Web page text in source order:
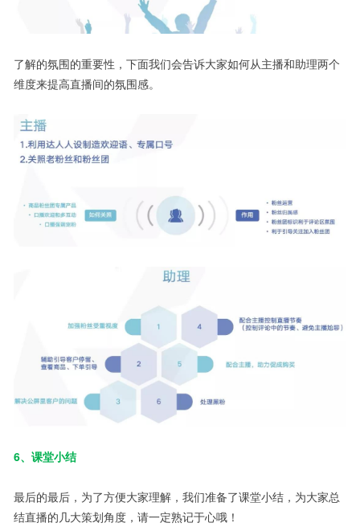
了解的氛围的重要性，下面我们会告诉大家如何从主播和助理两个
维度来提高直播间的氛围感。
6、课堂小结
最后的最后，为了方便大家理解，我们准备了课堂小结，为大家总
结直播的几大策划角度，请一定熟记于心哦！